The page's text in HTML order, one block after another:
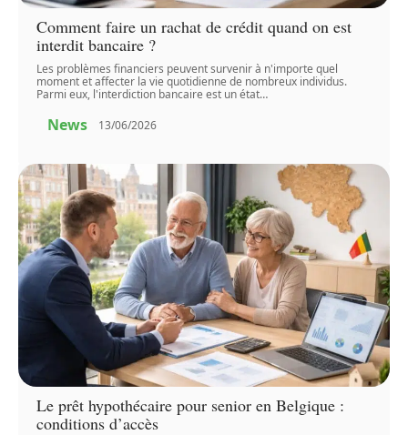
Comment faire un rachat de crédit quand on est
interdit bancaire ?
Les problèmes financiers peuvent survenir à n'importe quel
moment et affecter la vie quotidienne de nombreux individus.
Parmi eux, l'interdiction bancaire est un état…
News 13/06/2026
Le prêt hypothécaire pour senior en Belgique :
conditions d’accès